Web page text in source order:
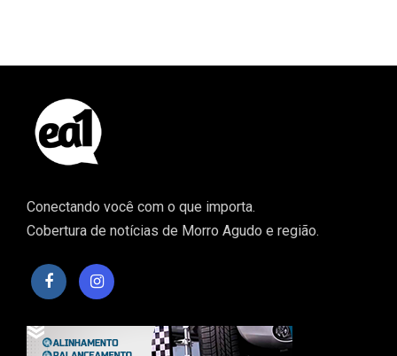
Conectando você com o que importa.
Cobertura de notícias de Morro Agudo e região.